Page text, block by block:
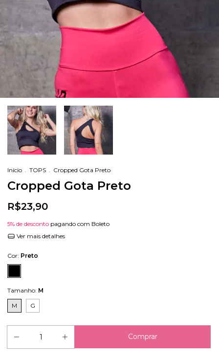
Início . TOPS . Cropped Gota Preto
Cropped Gota Preto
R$23,90
5% de desconto pagando com Boleto
Ver mais detalhes
Cor: Preto
Tamanho: M
M G